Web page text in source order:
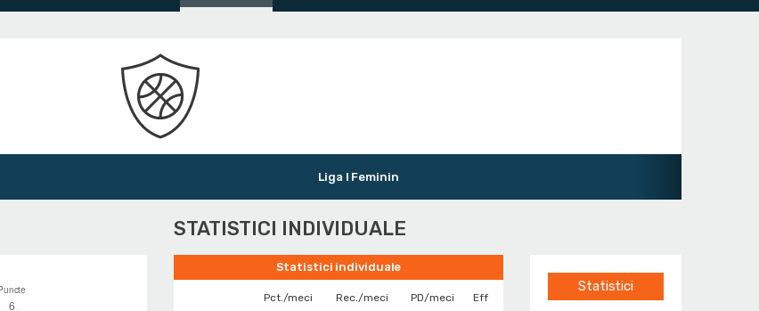
Liga I Feminin
STATISTICI INDIVIDUALE
Statistici individuale
Pct./meci Rec./meci PD/meci
Eff
Statistici